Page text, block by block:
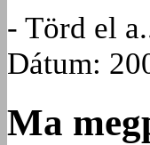
- Törd el
Dátum:
Ma